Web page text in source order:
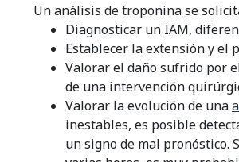
Un análisis de troponina se
Diagnosticar un IAM,
Establecer la extensión y el
Valorar el daño sufrido por
de una intervención
Valorar la evolución de una
inestables, es posible
un signo de mal pronóstico.